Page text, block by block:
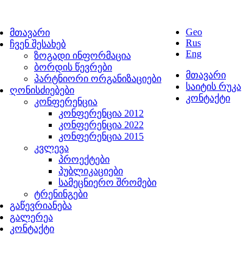
Geo
Rus
Eng
მთავარი
საიტის რუკა
კონტაქტი
მთავარი
ჩვენ შესახებ
ზოგადი ინფორმაცია
ბორდის წევრები
პარტნიორი ორგანიზაციები
ღონისძიებები
კონფერენცია
კონფერენცია 2012
კონფერენცია 2022
კონფერენცია 2015
კვლევა
პროექტები
პუბლიკაციები
სამეცნიერო შრომები
ტრენინგები
გაწევრიანება
გალერეა
კონტაქტი